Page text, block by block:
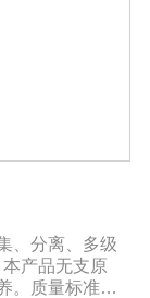
、分离、多级
产品无支原
。质量标准：